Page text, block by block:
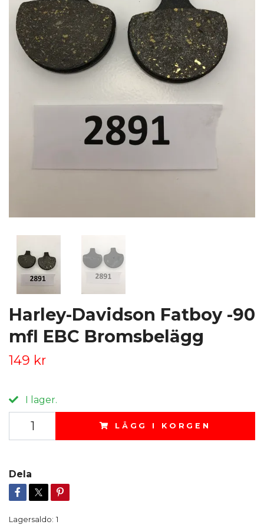
Harley-Davidson Fatboy -90
mfl EBC Bromsbelägg
149 kr
I lager.
LÄGG I KORGEN
Dela
Lagersaldo: 1